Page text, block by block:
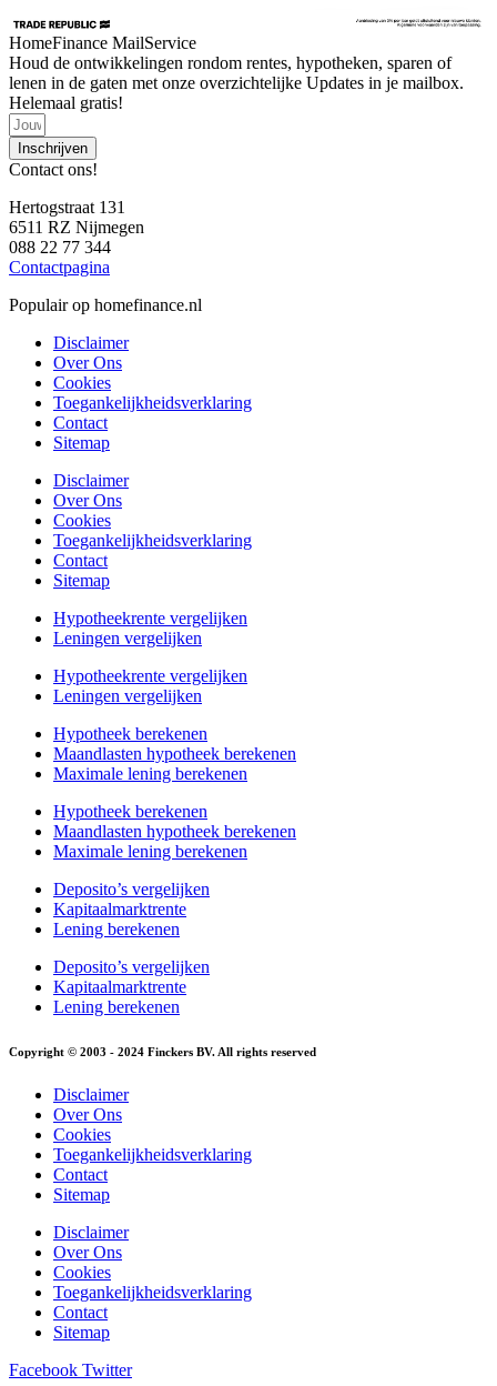
HomeFinance MailService
Houd de ontwikkelingen rondom rentes, hypotheken, sparen of
lenen in de gaten met onze overzichtelijke Updates in je mailbox.
Helemaal gratis!
Inschrijven
Contact ons!
Hertogstraat 131
6511 RZ Nijmegen
088 22 77 344
Contactpagina
Populair op homefinance.nl
Disclaimer
Over Ons
Cookies
Toegankelijkheidsverklaring
Contact
Sitemap
Disclaimer
Over Ons
Cookies
Toegankelijkheidsverklaring
Contact
Sitemap
Hypotheekrente vergelijken
Leningen vergelijken
Hypotheekrente vergelijken
Leningen vergelijken
Hypotheek berekenen
Maandlasten hypotheek berekenen
Maximale lening berekenen
Hypotheek berekenen
Maandlasten hypotheek berekenen
Maximale lening berekenen
Deposito’s vergelijken
Kapitaalmarktrente
Lening berekenen
Deposito’s vergelijken
Kapitaalmarktrente
Lening berekenen
Copyright © 2003 - 2024 Finckers BV. All rights reserved
Disclaimer
Over Ons
Cookies
Toegankelijkheidsverklaring
Contact
Sitemap
Disclaimer
Over Ons
Cookies
Toegankelijkheidsverklaring
Contact
Sitemap
Facebook Twitter